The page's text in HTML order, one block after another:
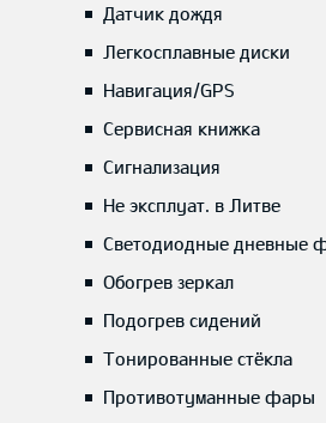
Датчик дождя
Легкосплавные диски
Навигация/GPS
Сервисная книжка
Сигнализация
Не эксплуат. в Литве
Светодиодные дневные
Обогрев зеркал
Подогрев сидений
Тонированные стёкла
Противотуманные фары